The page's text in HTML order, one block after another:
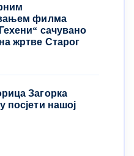
филма
сачувано
жртве Старог
Загорка
посјети нашој